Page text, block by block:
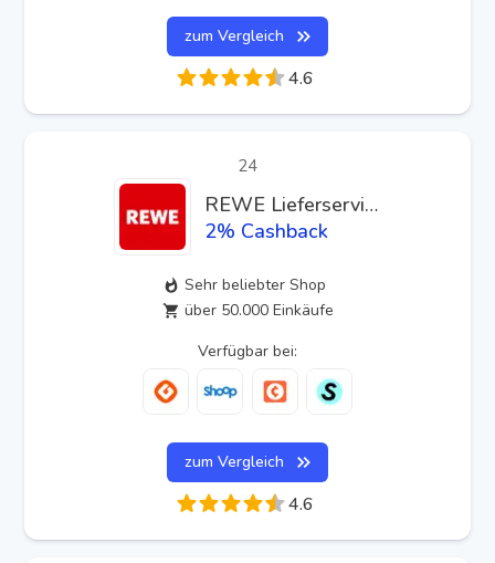
zum Vergleich
4.6
24
REWE Lieferservice
2% Cashback
Sehr beliebter Shop
über 50.000 Einkäufe
Verfügbar bei:
zum Vergleich
4.6